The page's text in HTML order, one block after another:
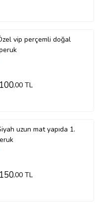
vip perçemli doğal
,00 TL
uzun mat yapıda 1.
,00 TL